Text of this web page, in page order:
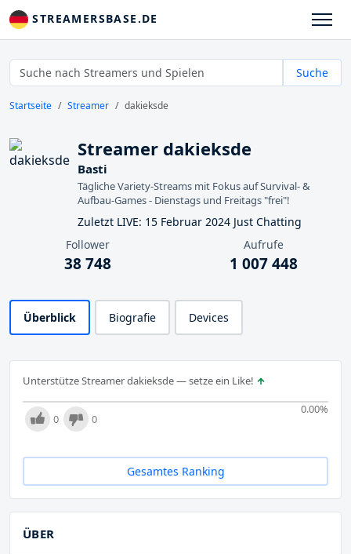
STREAMERSBASE.DE
Suche
Startseite Streamer dakieksde
Streamer dakieksde
Basti
Tägliche Variety-Streams mit Fokus auf Survival- &
Aufbau-Games - Dienstags und Freitags "frei"!
Zuletzt LIVE: 15 Februar 2024 Just Chatting
Follower
38 748
Aufrufe
1 007 448
Überblick Biografie Devices
Unterstütze Streamer dakieksde — setze ein Like!
0.00%
0 0
Gesamtes Ranking
ÜBER